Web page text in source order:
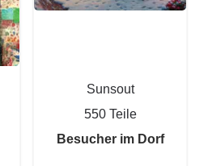
Sunsout
550 Teile
Besucher im Dorf